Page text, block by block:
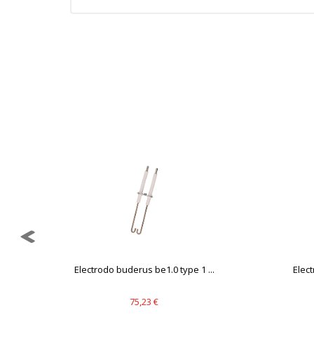
Electrodo buderus be1.0 type 1 ...
75,23 €
Puedes volver a configurar tus